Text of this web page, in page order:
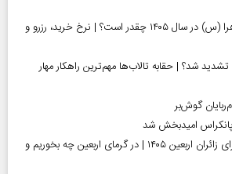
قیمت قبر در بهشت زهرا (س) در سال ۱۴۰۵ چقدر است؟ | نرخ خرید، رزرو و
تشدید شد؟ | حقابه تالاب‌ها مهم‌ترین راهکار مهار
گوش‌بر
امیدبخش شد
توصیه‌های تغذیه‌ای برای زائران اربعین ۱۴۰۵ | در گرمای اربعین چه بخوریم و